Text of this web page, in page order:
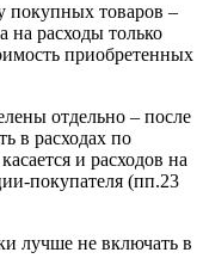
покупных товаров –
на расходы только
приобретенных
отдельно – после
в расходах по
и расходов на
покупателя (пп.23
лучше не включать в